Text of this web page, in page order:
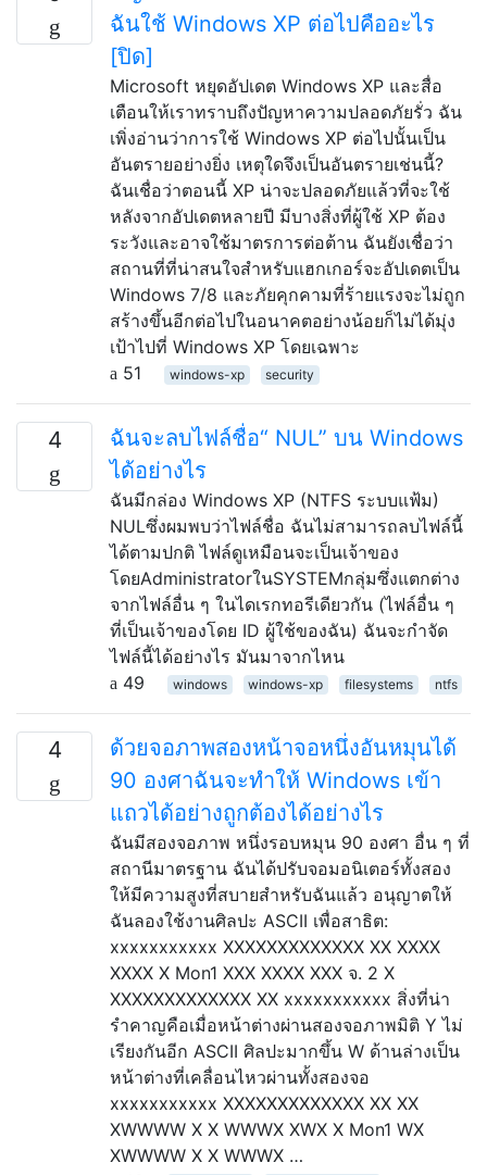
ฉันใช้ Windows XP ต่อไปคืออะไร
[ปิด]
Microsoft หยุดอัปเดต Windows XP และสื่อ
เตือนให้เราทราบถึงปัญหาความปลอดภัยรั่ว ฉัน
เพิ่งอ่านว่าการใช้ Windows XP ต่อไปนั้นเป็น
อันตรายอย่างยิ่ง เหตุใดจึงเป็นอันตรายเช่นนี้?
ฉันเชื่อว่าตอนนี้ XP น่าจะปลอดภัยแล้วที่จะใช้
หลังจากอัปเดตหลายปี มีบางสิ่งที่ผู้ใช้ XP ต้อง
ระวังและอาจใช้มาตรการต่อต้าน ฉันยังเชื่อว่า
สถานที่ที่น่าสนใจสำหรับแฮกเกอร์จะอัปเดตเป็น
Windows 7/8 และภัยคุกคามที่ร้ายแรงจะไม่ถูก
สร้างขึ้นอีกต่อไปในอนาคตอย่างน้อยก็ไม่ได้มุ่ง
เป้าไปที่ Windows XP โดยเฉพาะ
51
windows-xp security
4
ฉันจะลบไฟล์ชื่อ“ NUL” บน Windows
ได้อย่างไร
ฉันมีกล่อง Windows XP (NTFS ระบบแฟ้ม)
NULซึ่งผมพบว่าไฟล์ชื่อ ฉันไม่สามารถลบไฟล์นี้
ได้ตามปกติ ไฟล์ดูเหมือนจะเป็นเจ้าของ
โดยAdministratorในSYSTEMกลุ่มซึ่งแตกต่าง
จากไฟล์อื่น ๆ ในไดเรกทอรีเดียวกัน (ไฟล์อื่น ๆ
ที่เป็นเจ้าของโดย ID ผู้ใช้ของฉัน) ฉันจะกำจัด
ไฟล์นี้ได้อย่างไร มันมาจากไหน
49
windows windows-xp filesystems ntfs
4
ด้วยจอภาพสองหน้าจอหนึ่งอันหมุนได้
90 องศาฉันจะทำให้ Windows เข้า
แถวได้อย่างถูกต้องได้อย่างไร
ฉันมีสองจอภาพ หนึ่งรอบหมุน 90 องศา อื่น ๆ ที่
สถานีมาตรฐาน ฉันได้ปรับจอมอนิเตอร์ทั้งสอง
ให้มีความสูงที่สบายสำหรับฉันแล้ว อนุญาตให้
ฉันลองใช้งานศิลปะ ASCII เพื่อสาธิต:
xxxxxxxxxxx XXXXXXXXXXXXX XX XXXX
XXXX X Mon1 XXX XXXX XXX จ. 2 X
XXXXXXXXXXXXX XX xxxxxxxxxxx สิ่งที่น่า
รำคาญคือเมื่อหน้าต่างผ่านสองจอภาพมิติ Y ไม่
เรียงกันอีก ASCII ศิลปะมากขึ้น W ด้านล่างเป็น
หน้าต่างที่เคลื่อนไหวผ่านทั้งสองจอ
xxxxxxxxxxx XXXXXXXXXXXXX XX XX
XWWWW X X WWWX XWX X Mon1 WX
XWWWW X X WWWX …